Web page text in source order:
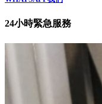
24小時緊急服務